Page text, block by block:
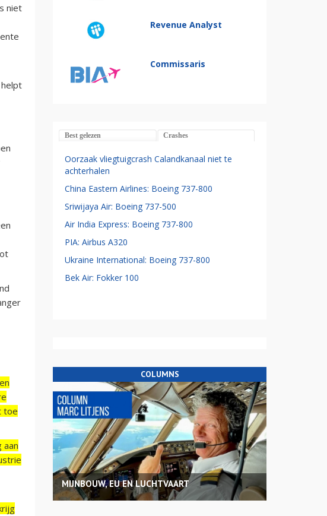
niet
toe
aan
Revenue Analyst
Commissaris
Best gelezen Crashes
Oorzaak vliegtuigcrash Calandkanaal niet te
achterhalen
China Eastern Airlines: Boeing 737-800
Sriwijaya Air: Boeing 737-500
Air India Express: Boeing 737-800
PIA: Airbus A320
Ukraine International: Boeing 737-800
Bek Air: Fokker 100
COLUMNS
MIJNBOUW, EU EN LUCHTVAART